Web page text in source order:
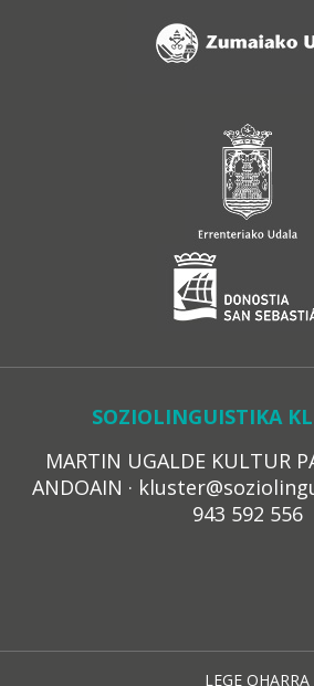
SOZIOLINGUISTIKA
MARTIN UGALDE KULTUR
ANDOAIN ·
943 592 556
LEGE OHARRA